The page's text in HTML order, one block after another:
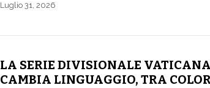
Luglio 31, 2026
LA SERIE DIVISIONALE
CAMBIA LINGUAGGIO, TRA